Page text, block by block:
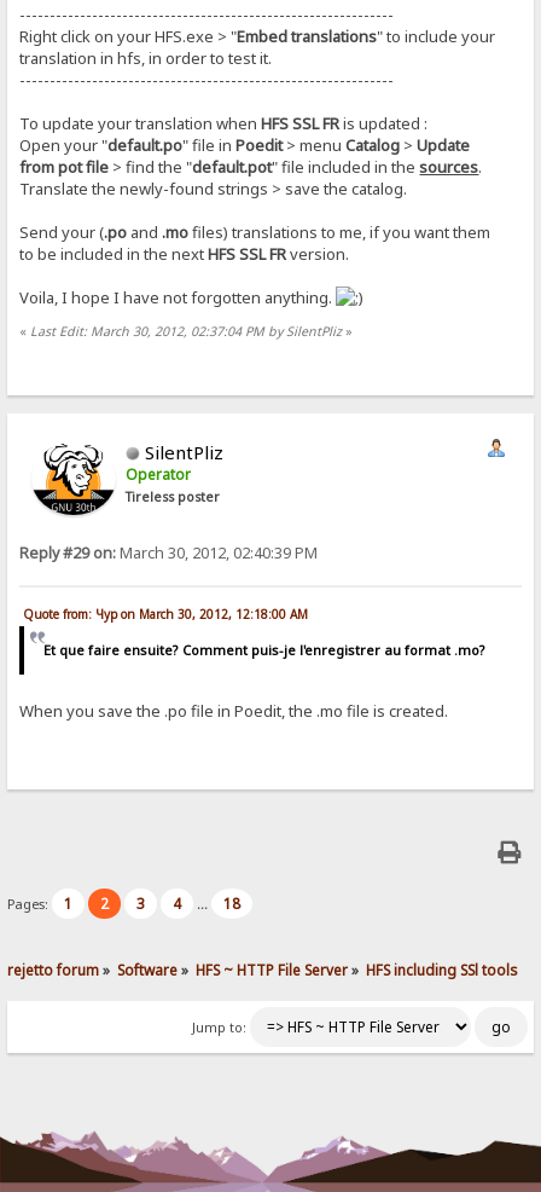
--------------------------------------------------------------
Right click on your HFS.exe > "Embed translations" to include your
translation in hfs, in order to test it.
--------------------------------------------------------------
To update your translation whenHFS SSL FRis updated :
Open your "default.po" file inPoedit> menuCatalog > Update
from pot file > find the "default.pot" file included in thesources.
Translate the newly-found strings > save the catalog.
Send your (.po and.mofiles) translations to me, if you want them
to be included in the nextHFS SSL FRversion.
Voila, I hope I have not forgotten anything.
« Last Edit: March 30, 2012, 02:37:04 PM by SilentPliz»
SilentPliz
Operator
Tireless poster
Reply #29 on:March 30, 2012, 02:40:39 PM
Quote from: Чур on March 30, 2012, 12:18:00 AM
Et que faire ensuite? Comment puis-je l'enregistrer au format .mo?
When you save the .po file in Poedit, the .mo file is created.
Pages: 1 2 3 4 ... 18
rejetto forum» Software» HFS ~ HTTP File Server» HFS including SSl tools
Jump to: